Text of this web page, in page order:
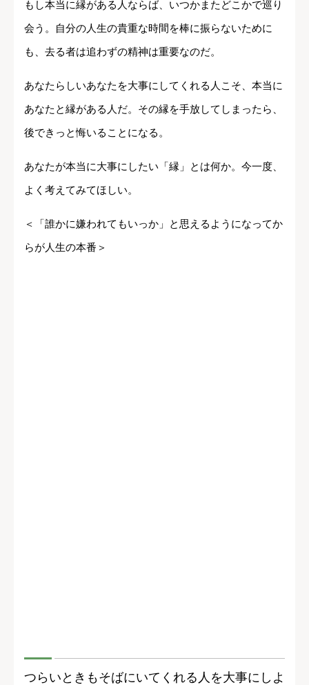
もし本当に縁がある人ならば、いつかまたどこかで巡り
会う。自分の人生の貴重な時間を棒に振らないために
も、去る者は追わずの精神は重要なのだ。
あなたらしいあなたを大事にしてくれる人こそ、本当に
あなたと縁がある人だ。その縁を手放してしまったら、
後できっと悔いることになる。
あなたが本当に大事にしたい「縁」とは何か。今一度、
よく考えてみてほしい。
＜「誰かに嫌われてもいっか」と思えるようになってか
らが人生の本番＞
つらいときもそばにいてくれる人を大事にしよ